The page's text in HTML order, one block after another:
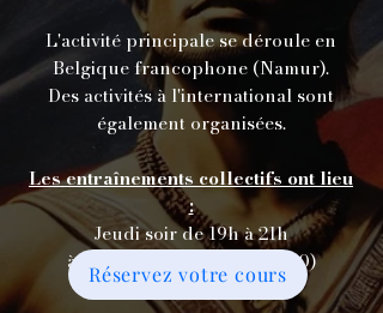
L'activité principale se déroule en
Belgique francophone (Namur).
Des activités à l'international sont
également organisées.
Les entraînements collectifs ont lieu
:
Jeudi soir de 19h à 21h
à Velaine-sur-Sambre (5060)
Réservation Obligatoire
Réservez votre cours